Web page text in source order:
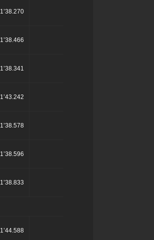
1’38.270
1’38.466
1’38.341
1’43.242
1’38.578
1’38.596
1’38.833
1’44.588